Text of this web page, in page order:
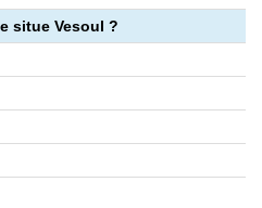
situe Vesoul ?